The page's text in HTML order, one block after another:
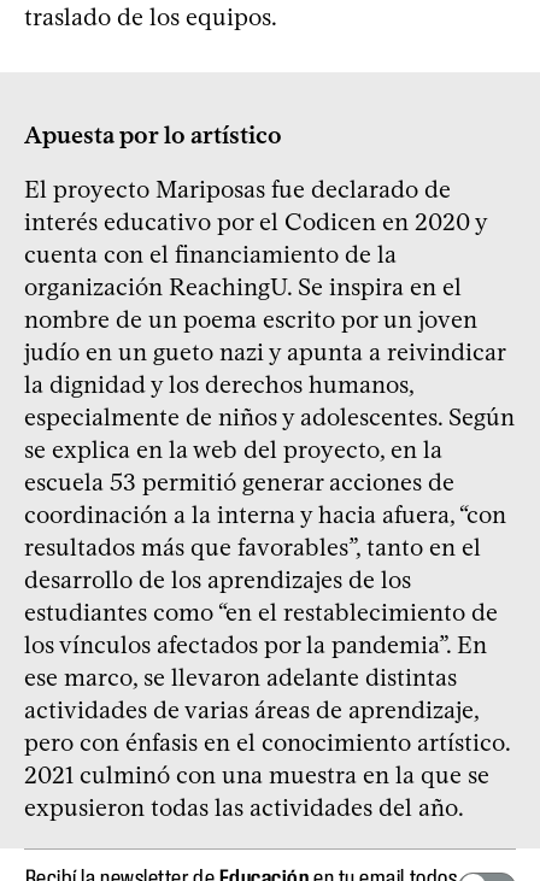
traslado de los equipos.
Apuesta por lo artístico
El proyecto Mariposas fue declarado de
interés educativo por el Codicen en 2020 y
cuenta con el financiamiento de la
organización ReachingU. Se inspira en el
nombre de un poema escrito por un joven
judío en un gueto nazi y apunta a reivindicar
la dignidad y los derechos humanos,
especialmente de niños y adolescentes. Según
se explica en la web del proyecto, en la
escuela 53 permitió generar acciones de
coordinación a la interna y hacia afuera, “con
resultados más que favorables”, tanto en el
desarrollo de los aprendizajes de los
estudiantes como “en el restablecimiento de
los vínculos afectados por la pandemia”. En
ese marco, se llevaron adelante distintas
actividades de varias áreas de aprendizaje,
pero con énfasis en el conocimiento artístico.
2021 culminó con una muestra en la que se
expusieron todas las actividades del año.